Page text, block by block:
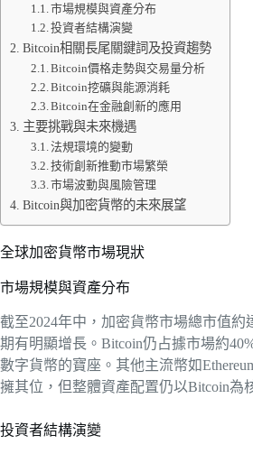
市場規模與資產分布
投資者結構演變
Bitcoin相關長尾關鍵詞及投資趨勢
Bitcoin價格走勢與交易量分析
Bitcoin挖礦與能源消耗
Bitcoin在金融創新的應用
主要挑戰與未來機遇
法規環境的變動
技術創新推動市場繁榮
市場波動與風險管理
Bitcoin與加密貨幣的未來展望
全球加密貨幣市場現狀
市場規模與資產分布
截至2024年中，加密貨幣市場總市值約
期有明顯增長。Bitcoin仍占據市場約
數字貨幣的寶座。其他主流幣如
擁其位，但整體資產配置仍以Bitcoin為
投資者結構演變